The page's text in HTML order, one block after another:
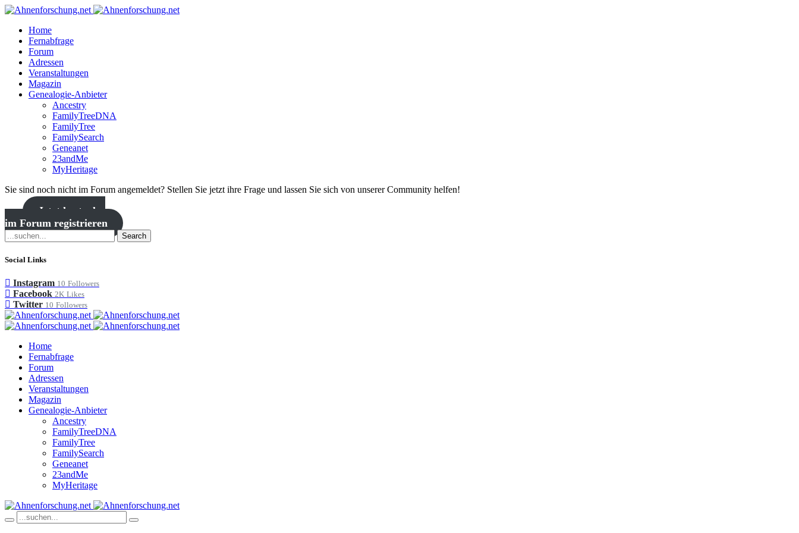
Home
Fernabfrage
Forum
Adressen
Veranstaltungen
Magazin
Genealogie-Anbieter
Ancestry
FamilyTreeDNA
FamilyTree
FamilySearch
Geneanet
23andMe
MyHeritage
Sie sind noch nicht im Forum angemeldet? Stellen Sie jetzt ihre Frage und lassen Sie sich von unserer Community helfen!
Jetzt kostenlos
im Forum registrieren
Search
Social Links
Instagram 10 Followers
Facebook 2K Likes
Twitter 10 Followers
Home
Fernabfrage
Forum
Adressen
Veranstaltungen
Magazin
Genealogie-Anbieter
Ancestry
FamilyTreeDNA
FamilyTree
FamilySearch
Geneanet
23andMe
MyHeritage